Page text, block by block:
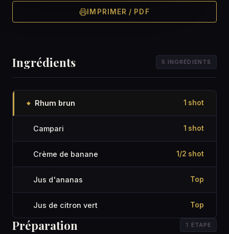
IMPRIMER / PDF
Ingrédients 5 INGRÉDIENTS
◆ Rhum brun 1 shot
· Campari 1 shot
· Crème de banane 1/2 shot
· Jus d'ananas Top
· Jus de citron vert Top
Préparation 1 ÉTAPE